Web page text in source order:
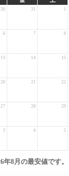
30 31 1
6 7 8
13 14 15
20 21 22
27 28 29
3 4 5
年8月の最安値です。